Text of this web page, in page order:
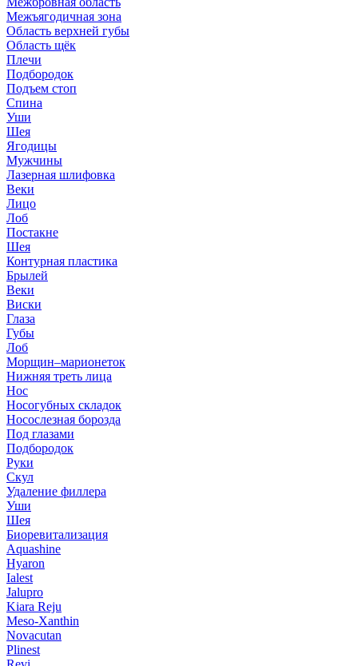
Межъягодичная зона
Область верхней губы
Область щёк
Плечи
Подбородок
Подъем стоп
Спина
Уши
Шея
Ягодицы
Мужчины
Лазерная шлифовка
Веки
Лицо
Лоб
Постакне
Шея
Контурная пластика
Брылей
Веки
Виски
Глаза
Губы
Лоб
Морщин–марионеток
Нижняя треть лица
Нос
Носогубных складок
Носослезная борозда
Под глазами
Подбородок
Руки
Скул
Удаление филлера
Уши
Шея
Биоревитализация
Aquashine
Hyaron
Ialest
Jalupro
Kiara Reju
Meso-Xanthin
Novacutan
Plinest